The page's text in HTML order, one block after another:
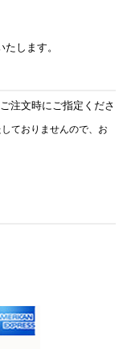
します。
注文時にご指定くださ
ておりませんので、お